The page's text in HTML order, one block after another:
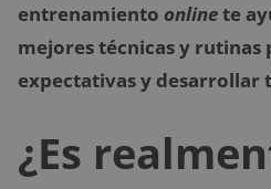
entrenamiento onlinete
mejores técnicas y rutinas
expectativas y desarrollar
¿Es